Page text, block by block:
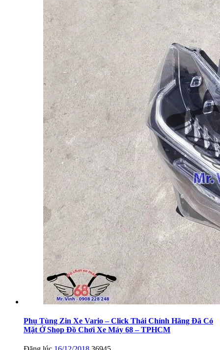
Phụ Tùng Zin Xe Vario – Click Thái Chính Hãng Đã Có
Mặt Ở Shop Đồ Chơi Xe Máy 68 – TPHCM